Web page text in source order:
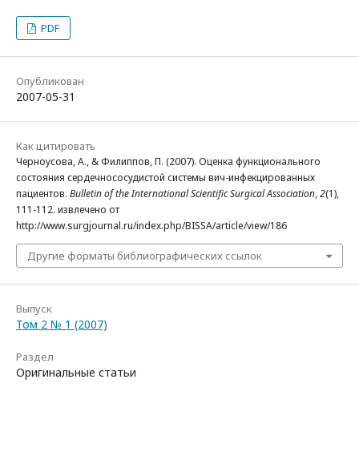
PDF
Опубликован
2007-05-31
Как цитировать
Черноусова, А., & Филиппов, П. (2007). Оценка функционального
состояния сердечнососудистой системы вич-инфекцированных
пациентов. Bulletin of the International Scientific Surgical Association,2(1),
111-112. извлечено от
http://www.surgjournal.ru/index.php/BISSA/article/view/186
Другие форматы библиографических ссылок
Выпуск
Том 2 № 1 (2007)
Раздел
Оригинальные статьи